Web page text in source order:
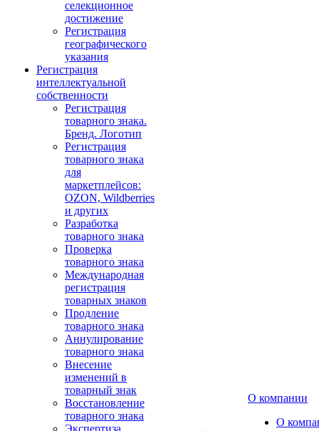
селекционное
достижение
Регистрация
географического
указания
Регистрация
интеллектуальной
собственности
Регистрация
товарного знака.
Бренд. Логотип
Регистрация
товарного знака
для
маркетплейсов:
OZON, Wildberries
и других
Разработка
товарного знака
Проверка
товарного знака
Международная
регистрация
товарных знаков
Продление
товарного знака
Аннулирование
товарного знака
Внесение
изменений в
товарный знак
Восстановление
товарного знака
Экспертиза
О компании
О